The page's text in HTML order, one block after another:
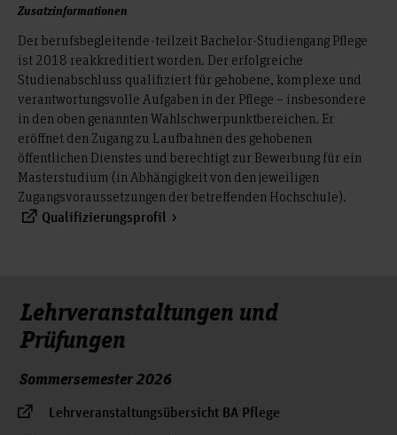
Zusatzinformationen
Der berufsbegleitende-teilzeit Bachelor-Studiengang Pflege
ist 2018 reakkreditiert worden. Der erfolgreiche
Studienabschluss qualifiziert für gehobene, komplexe und
verantwortungsvolle Aufgaben in der Pflege – insbesondere
in den oben genannten Wahlschwerpunktbereichen. Er
eröffnet den Zugang zu Laufbahnen des gehobenen
öffentlichen Dienstes und berechtigt zur Bewerbung für ein
Masterstudium (in Abhängigkeit von den jeweiligen
Zugangsvoraussetzungen der betreffenden Hochschule).
Qualifizierungsprofil
Lehrveranstaltungen und
Prüfungen
Sommersemester 2026
Lehrveranstaltungsübersicht BA Pflege